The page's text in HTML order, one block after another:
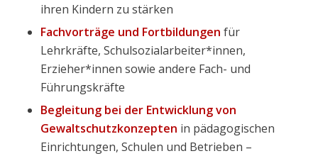
ihren Kindern zu stärken
Fachvorträge und Fortbildungen für
Lehrkräfte, Schulsozialarbeiter*innen,
Erzieher*innen sowie andere Fach- und
Führungskräfte
Begleitung bei der Entwicklung von
Gewaltschutzkonzepten in pädagogischen
Einrichtungen, Schulen und Betrieben –